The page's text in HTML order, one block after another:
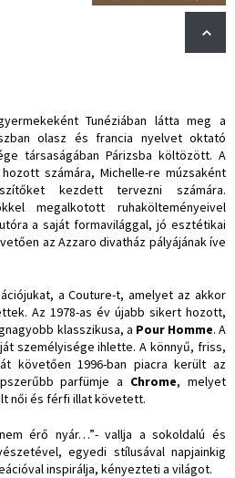
Tunéziában látta meg a
olasz és francia nyelvet oktató
társaságában Párizsba költözött. A
számára, Michelle-re múzsaként
kezdett tervezni számára.
megalkotott ruhakölteményeivel
a saját formavilággal, jó esztétikai
az Azzaro divatház pályájának íve
a Couture-t, amelyet az akkor
Az 1978-as év újabb sikert hozott,
klasszikusa, a Pour Homme. A
személyisége ihlette. A könnyű, friss,
követően 1996-ban piacra került az
parfümje a Chrome, melyet
női és férfi illat követett.
érő nyár…”- vallja a sokoldalú és
egyedi stílusával napjainkig
inspirálja, kényezteti a világot.